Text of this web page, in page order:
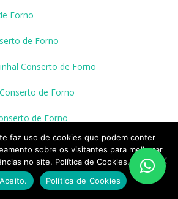
Forno
de Forno
Conserto de Forno
de Forno
de Forno
Forno
de Forno
faz uso de cookies que podem conter
sobre os visitantes para melhorar
no site. Política de Cookies.
Política de Cookies